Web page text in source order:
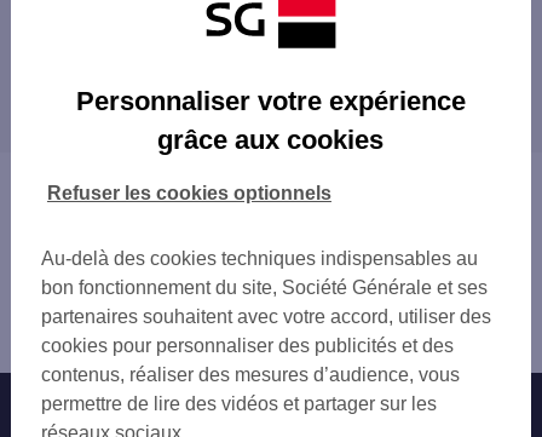
Les distributeurs/automates à proximité
BLOTZHEIM 2 RUE DU GAL SALAN
RANSPACH LE BAS 39 A RUE DE BALE
SAINT LOUIS
HYPER U SIERENTZ
KEMBS 60 RUE DU MAL FOCH
ESCHENTZWILLER 6 RUE DE MULHOUSE
E.LECLERC HIRSINGUE
RIXHEIM 7 AV DU GAL DE GAULL
RIXHEIM
ILLFURTH RUE FELDELE
proximité
RIEDISHEIM
Vous êtes ici : Accueil
Blotzheim
Distributeur/automate CSO BLOTZHEIM 5
Nos engagements Nous contacter
Personnaliser votre expérience
grâce aux cookies
Au-delà des cookies techniques indispensables au
bon fonctionnement du site, Société Générale et ses
partenaires souhaitent avec votre accord, utiliser des
cookies pour personnaliser des publicités et des
contenus, réaliser des mesures d’audience, vous
permettre de lire des vidéos et partager sur les
réseaux sociaux.
Refuser les cookies optionnels